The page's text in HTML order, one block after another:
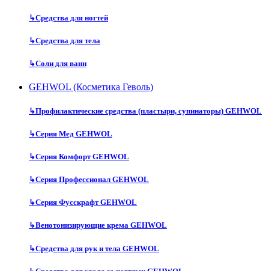
↳Средства для ногтей
↳Средства для тела
↳Соли для ванн
GEHWOL (Косметика Геволь)
↳Профилактические средства (пластыри, супинаторы) GEHWOL
↳Серия Мед GEHWOL
↳Серия Комфорт GEHWOL
↳Серия Профессионал GEHWOL
↳Серия Фусскрафт GEHWOL
↳Венотонизирующие крема GEHWOL
↳Средства для рук и тела GEHWOL